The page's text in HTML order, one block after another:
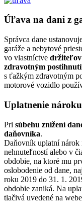
Úľava na dani z
Správca dane
garáže a nebytové
vo vlastníctve držiteľov
zdravotným
s ťažkým zdravotným
motorové vozidlo
Uplatnenie
Pri súbehu znížení
daňovníka.
Daňovník uplatní nárok
nehnuteľností alebo v
obdobie, na ktoré mu
oslobodenie od dane,
roku 2019 do 31. 1.
obdobie zaniká. Na
tlačivá uvedené na webe